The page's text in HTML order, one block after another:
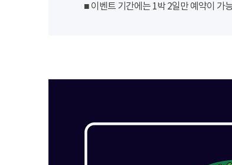
■ 이벤트 기간에는 1박 2일만 예약이 가